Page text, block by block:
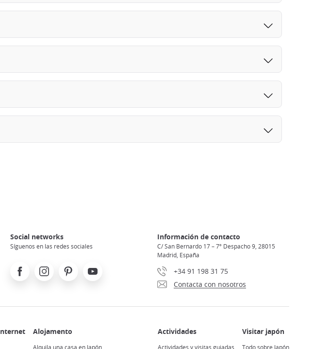
Social networks
Síguenos en las redes sociales
FacebookInstagramPinterest Youtube
Información de contacto
C/ San Bernardo 17 – 7º Despacho 9, 28015
Madrid, España
+34 91 198 31 75
Contacta con nosotros
Alquila una casa en Japón Actividades y visitas guiadas Todo sobre Japón